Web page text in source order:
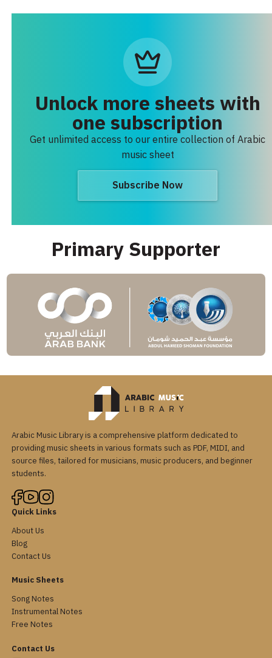
Unlock more sheets with
one subscription
Get unlimited access to our entire collection of Arabic
music sheet
Subscribe Now
Primary Supporter
Arabic Music Library is a comprehensive platform dedicated to
providing music sheets in various formats such as PDF, MIDI, and
source files, tailored for musicians, music producers, and beginner
students.
Quick Links
About Us
Blog
Contact Us
Music Sheets
Song Notes
Instrumental Notes
Free Notes
Contact Us